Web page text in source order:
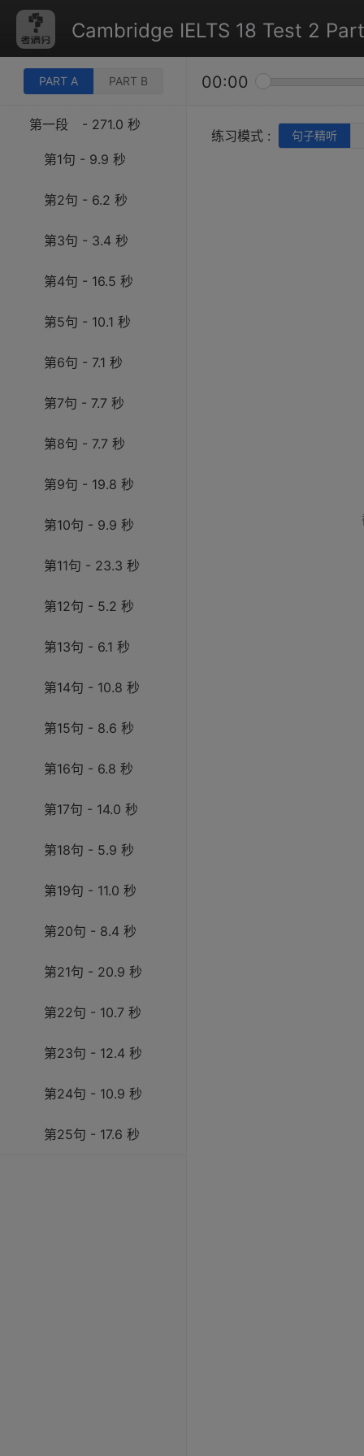
Cambridge IELTS 18 Test 2
PART A PART B 00:00
第一段 - 271.0 秒
第1句 - 9.9 秒
第2句 - 6.2 秒
第3句 - 3.4 秒
第4句 - 16.5 秒
第5句 - 10.1 秒
第6句 - 7.1 秒
第7句 - 7.7 秒
第8句 - 7.7 秒
第9句 - 19.8 秒
第10句 - 9.9 秒
第11句 - 23.3 秒
第12句 - 5.2 秒
第13句 - 6.1 秒
第14句 - 10.8 秒
第15句 - 8.6 秒
第16句 - 6.8 秒
第17句 - 14.0 秒
第18句 - 5.9 秒
第19句 - 11.0 秒
第20句 - 8.4 秒
第21句 - 20.9 秒
第22句 - 10.7 秒
第23句 - 12.4 秒
第24句 - 10.9 秒
第25句 - 17.6 秒
练习模式 : 句子精听